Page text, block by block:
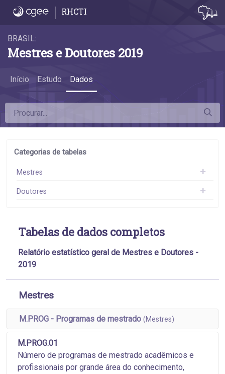
Dados RHCTI
BRASIL:
Mestres e Doutores 2019
Início Estudo Dados
Categorias de tabelas
Mestres
Doutores
Tabelas de dados completos
Relatório estatístico geral de Mestres e Doutores -
2019
Mestres
M.PROG - Programas de mestrado (Mestres)
M.PROG.01
Número de programas de mestrado acadêmicos e
profissionais por grande área do conhecimento,